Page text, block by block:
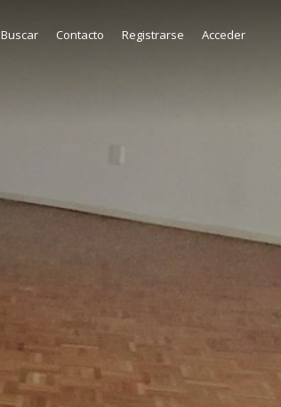
Registrarse Acceder
Buscar Contacto